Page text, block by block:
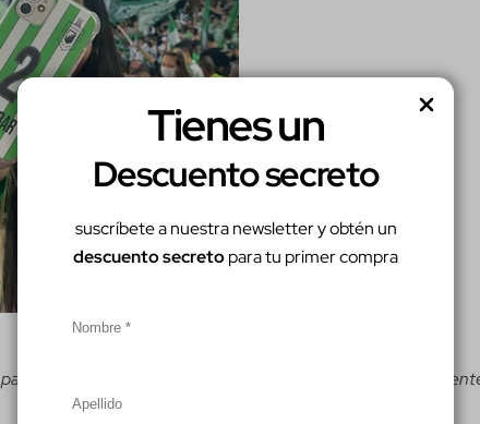
Tienes un
Descuento secreto
suscríbete a nuestra newsletter y obtén un
descuento secretopara tu primer compra
sostener celulares como los phone holders son un
en